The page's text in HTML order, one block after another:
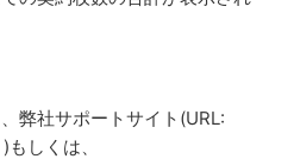
弊社サポートサイト(URL:
)もしくは、